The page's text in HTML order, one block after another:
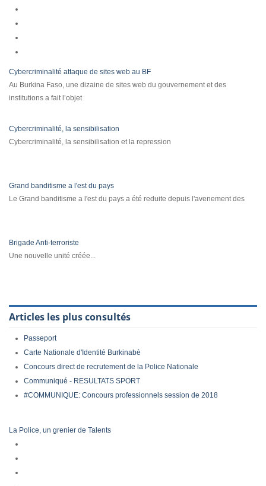
Cybercriminalité attaque de sites web au BF
Au Burkina Faso, une dizaine de sites web du gouvernement et des
institutions a fait l’objet
Cybercriminalité, la sensibilisation
Cybercriminalité, la sensibilisation et la repression
Grand banditisme a l'est du pays
Le Grand banditisme a l'est du pays a été reduite depuis l'avenement des
Brigade Anti-terroriste
Une nouvelle unité créée...
Articles les plus consultés
Passeport
Carte Nationale d'Identité Burkinabè
Concours direct de recrutement de la Police Nationale
Communiqué - RESULTATS SPORT
#COMMUNIQUE: Concours professionnels session de 2018
La Police, un grenier de Talents